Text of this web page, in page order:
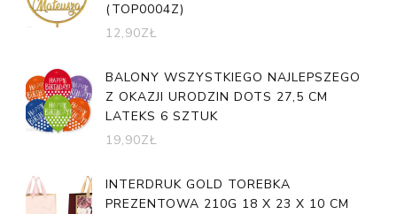
(TOP0004Z)
12,90ZŁ
BALONY WSZYSTKIEGO NAJLEPSZEGO
Z OKAZJI URODZIN DOTS 27,5 CM
LATEKS 6 SZTUK
19,90ZŁ
INTERDRUK GOLD TOREBKA
PREZENTOWA 210G 18 X 23 X 10 CM